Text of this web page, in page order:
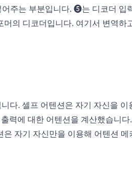
주는 부분입니다. ➎는 디코더 입
의 디코더입니다. 여기서 변역하
다. 셀프 어텐션은 자기 자신을 이
력에 대한 어텐션을 계산했습니다
자기 자신만을 이용해 어텐션 메